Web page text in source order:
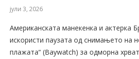
јули 3, 2026
Американската манекенка и актерка
искористи паузата од снимањето на
плажата“ (Baywatch) за одморна